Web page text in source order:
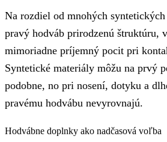
Na rozdiel od mnohých syntetických
pravý hodváb prirodzenú štruktúru,
mimoriadne príjemný pocit pri
Syntetické materiály môžu na prvý
podobne, no pri nosení, dotyku a
pravému hodvábu nevyrovnajú.
Hodvábne doplnky ako nadčasová voľba